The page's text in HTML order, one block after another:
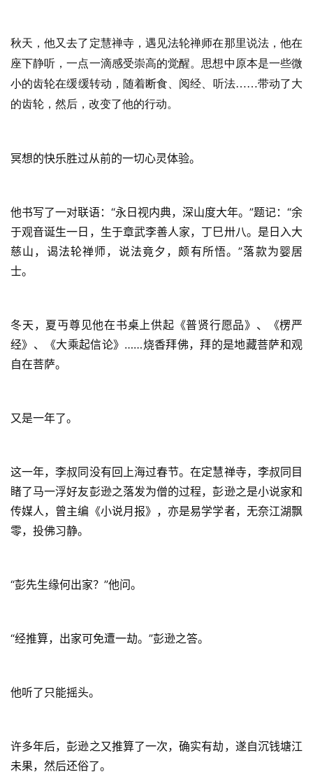
秋天，他又去了定慧禅寺，遇见法轮禅师在那里说法，他在
座下静听，一点一滴感受崇高的觉醒。思想中原本是一些微
小的齿轮在缓缓转动，随着断食、阅经、听法……带动了大
的齿轮，然后，改变了他的行动。
冥想的快乐胜过从前的一切心灵体验。
他书写了一对联语：“永日视内典，深山度大年。”题记：“余
于观音诞生一日，生于章武李善人家，丁巳卅八。是日入大
慈山，谒法轮禅师，说法竟夕，颇有所悟。”落款为婴居
士。
冬天，夏丏尊见他在书桌上供起《普贤行愿品》、《楞严
经》、《大乘起信论》……烧香拜佛，拜的是地藏菩萨和观
自在菩萨。
又是一年了。
这一年，李叔同没有回上海过春节。在定慧禅寺，李叔同目
睹了马一浮好友彭逊之落发为僧的过程，彭逊之是小说家和
传媒人，曾主编《小说月报》，亦是易学学者，无奈江湖飘
零，投佛习静。
“彭先生缘何出家？”他问。
“经推算，出家可免遭一劫。”彭逊之答。
他听了只能摇头。
许多年后，彭逊之又推算了一次，确实有劫，遂自沉钱塘江
未果，然后还俗了。